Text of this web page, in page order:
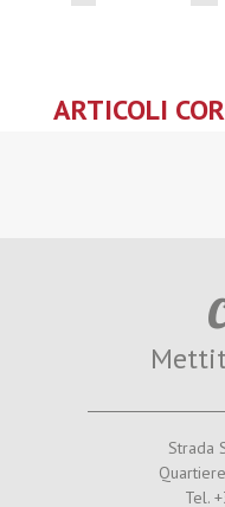
ARTICOLI
Strada
Tel.